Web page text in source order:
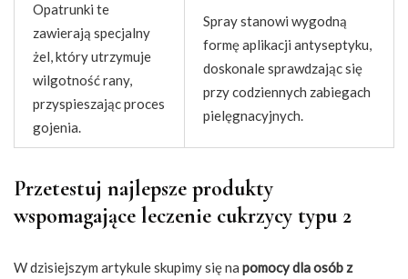
Opatrunki te
zawierają specjalny
żel, który utrzymuje
wilgotność rany,
przyspieszając proces
gojenia.
Spray stanowi wygodną
formę aplikacji antyseptyku,
doskonale sprawdzając się
przy codziennych zabiegach
pielęgnacyjnych.
Przetestuj najlepsze produkty
wspomagające leczenie cukrzycy typu 2
W dzisiejszym artykule skupimy się na pomocy dla osób z